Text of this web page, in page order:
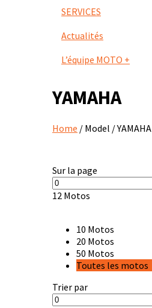
SERVICES
Actualités
L’équipe MOTO +
YAMAHA
Home / Model / YAMAHA
Sur la page
12 Motos
10 Motos
20 Motos
50 Motos
Toutes les motos
Trier par